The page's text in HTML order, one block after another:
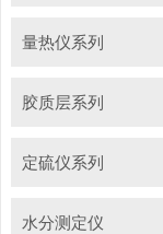
量热仪系列
胶质层系列
定硫仪系列
水分测定仪